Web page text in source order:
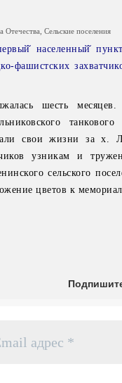
Отечества ,Сельские поселения
населенный̆
фашистских
шесть
свои жизни за х.
узникам и
сельского
цветов к